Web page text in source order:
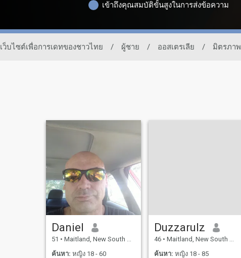
เข้าถึงคุณสมบัติขั้นสูงในการส่งข้อความ
เว็บไซต์เพื่อการเดทของชาวไทย / ผู้ชาย / ออสเตรเลีย / มิตรภาพ
Daniel
51 • Maitland, New South Wales, ออสเตรเลีย
ค้นหา: หญิง 18 - 60
Duzzarulz
46 • Maitland, New South Wales, ออสเตรเลีย
ค้นหา: หญิง 18 - 85